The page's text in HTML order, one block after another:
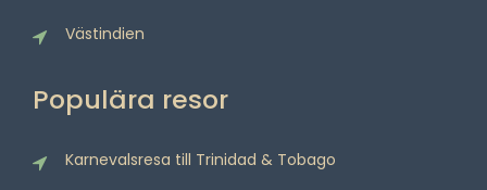
Västindien
Populära resor
Karnevalsresa till Trinidad & Tobago